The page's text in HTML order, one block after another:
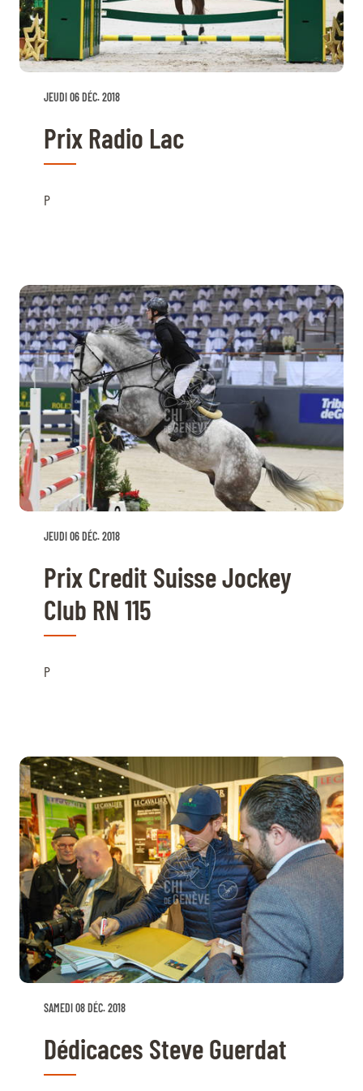
MÉDIAS
FR EN
JEUDI 06 DÉC. 2018
Prix Radio Lac
P
JEUDI 06 DÉC. 2018
Prix Credit Suisse Jockey
Club RN 115
P
SAMEDI 08 DÉC. 2018
Dédicaces Steve Guerdat